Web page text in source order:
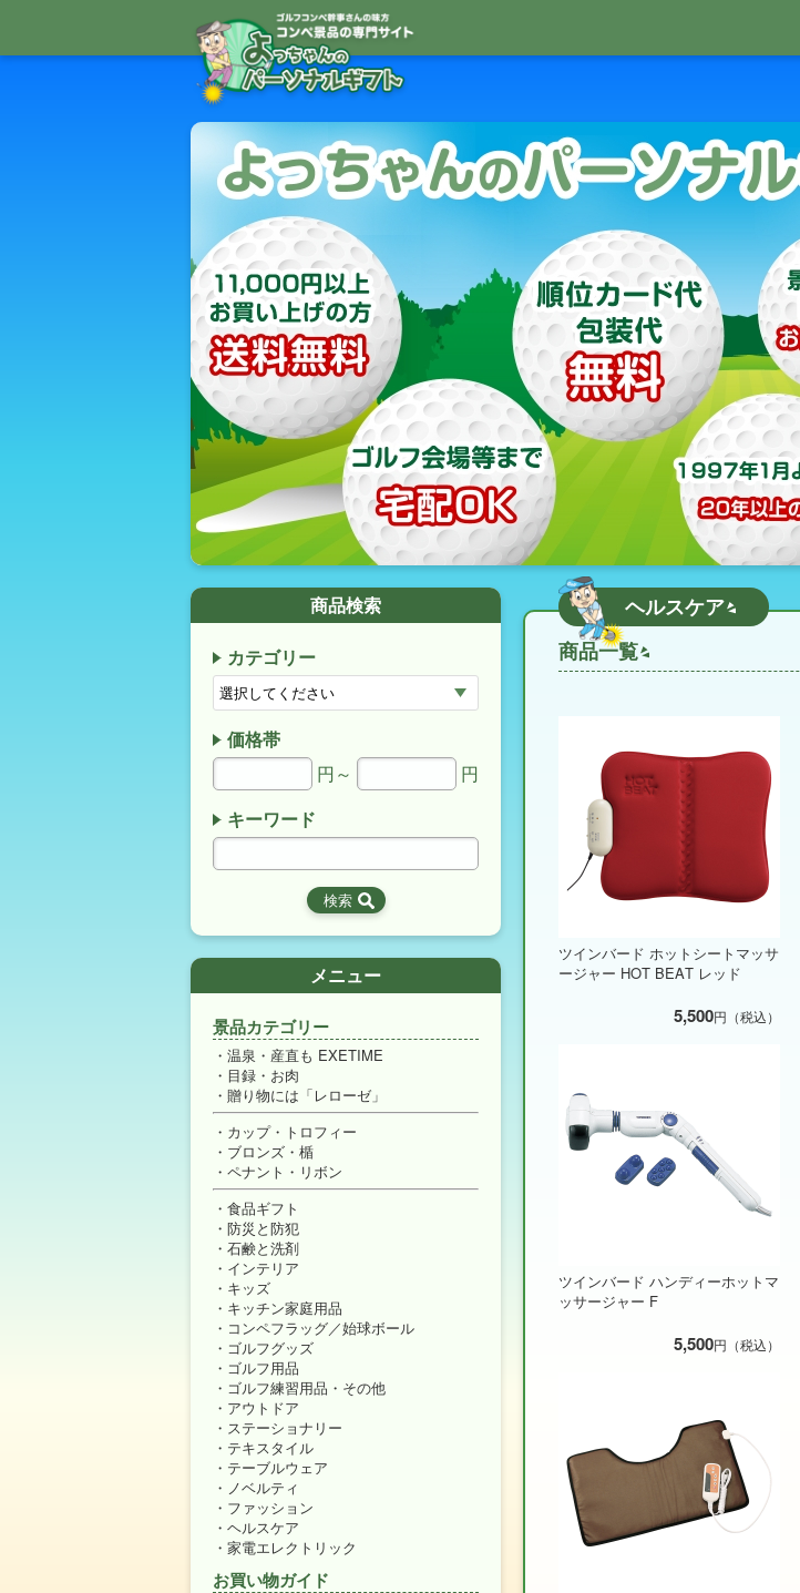
ヘルスケア
商品一覧
ツインバード ホットシートマッサ
ージャー HOT BEAT レッド
5,500円（税込）
ツインバード ハンディーホットマ
ッサージャー F
5,500円（税込）
商品検索
カテゴリー
価格帯
円～
円
キーワード
メニュー
景品カテゴリー
温泉・産直も EXETIME
目録・お肉
贈り物には「レローゼ」
カップ・トロフィー
ブロンズ・楯
ペナント・リボン
食品ギフト
防災と防犯
石鹸と洗剤
インテリア
キッズ
キッチン家庭用品
コンペフラッグ／始球ボール
ゴルフグッズ
ゴルフ用品
ゴルフ練習用品・その他
アウトドア
ステーショナリー
テキスタイル
テーブルウェア
ノベルティ
ファッション
ヘルスケア
家電エレクトリック
お買い物ガイド